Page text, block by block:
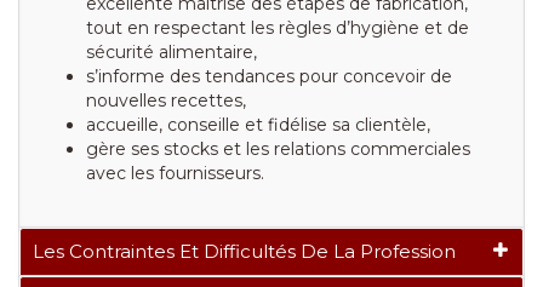
tout en respectant les règles d’hygiène et de
sécurité alimentaire,
s’informe des tendances pour concevoir de
nouvelles recettes,
accueille, conseille et fidélise sa clientèle,
gère ses stocks et les relations commerciales
avec les fournisseurs.
Les Contraintes Et Difficultés De La Profession